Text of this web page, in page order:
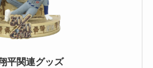
平関連グッズ